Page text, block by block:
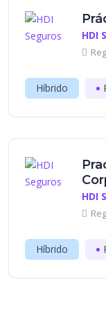
HDI
Híbrido
HDI
Híbrido